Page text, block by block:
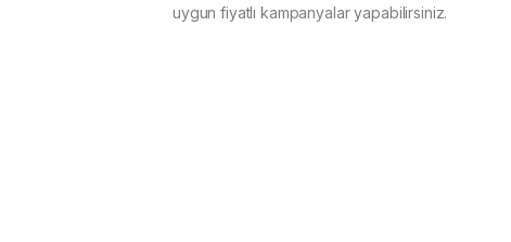
uygun fiyatlı kampanyalar yapabilirsiniz.